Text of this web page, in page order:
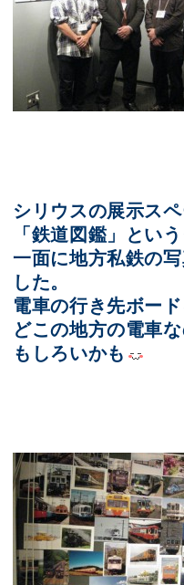
シリウスの展示ス
「鉄道図鑑」とい
一面に地方私鉄の
した。
電車の行き先ボード
どこの地方の電車
もしろいかも